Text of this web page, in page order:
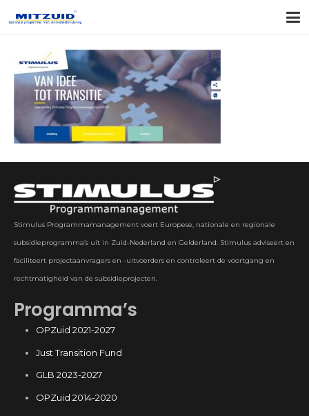
Stimulus Programmamanagement voert Europese, nationale en regionale
subsidieprogramma’s uit in Zuid-Nederland en Gelderland. Stimulus adviseert en
faciliteert projectaanvragers en -uitvoerders en controleert de voortgang en
rechtmatigheid van de subsidieprojecten.
Programma’s
OPZuid 2021-2027
Just Transition Fund
GLB 2023-2027
OPZuid 2014-2020